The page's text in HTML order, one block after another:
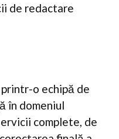
de redactare
o echipă de
în domeniul
complete, de